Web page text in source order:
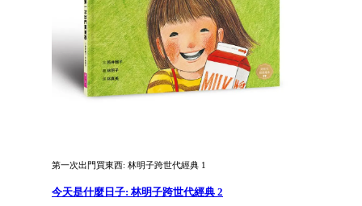
第一次出門買東西: 林明子跨世代經典 1
今天是什麼日子: 林明子跨世代經典 2